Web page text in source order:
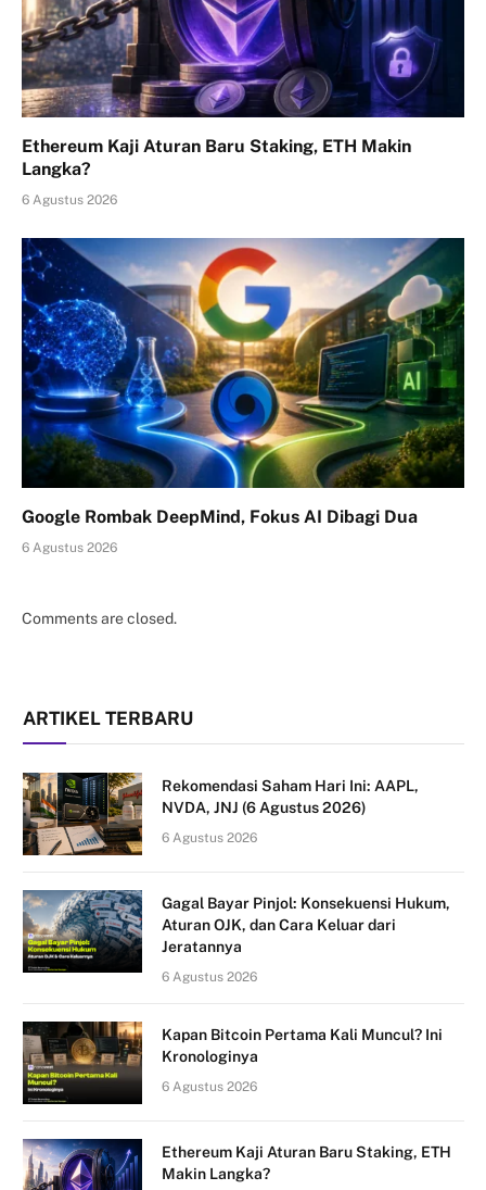
Ethereum Kaji Aturan Baru Staking, ETH Makin
Langka?
6 Agustus 2026
Google Rombak DeepMind, Fokus AI Dibagi Dua
6 Agustus 2026
Comments are closed.
ARTIKEL TERBARU
Rekomendasi Saham Hari Ini: AAPL,
NVDA, JNJ (6 Agustus 2026)
6 Agustus 2026
Gagal Bayar Pinjol: Konsekuensi Hukum,
Aturan OJK, dan Cara Keluar dari
Jeratannya
6 Agustus 2026
Kapan Bitcoin Pertama Kali Muncul? Ini
Kronologinya
6 Agustus 2026
Ethereum Kaji Aturan Baru Staking, ETH
Makin Langka?